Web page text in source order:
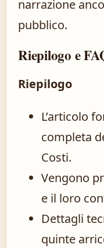
narrazione
pubblico.
Riepilogo e
Riepilogo
L’articolo
completa
Costi.
Vengono
e il loro
Dettagli
quinte